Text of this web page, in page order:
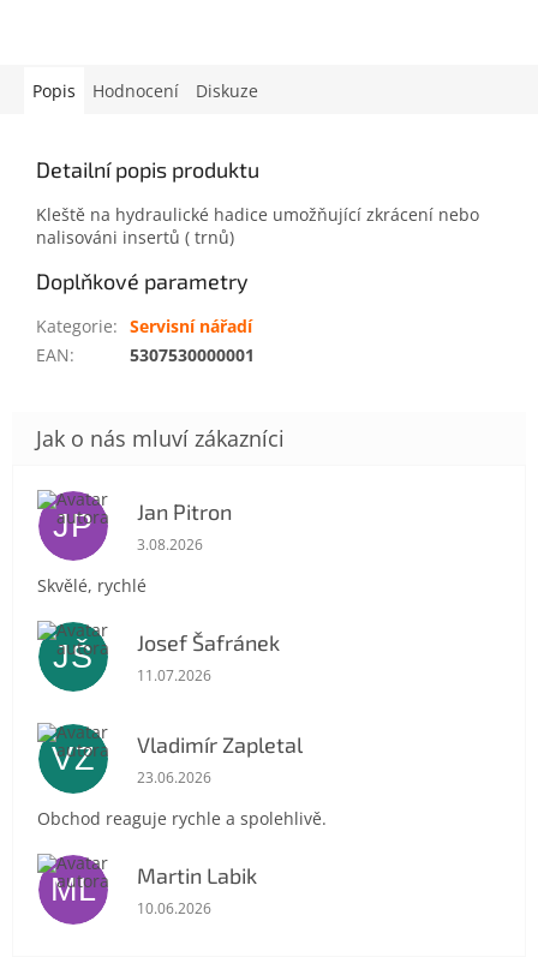
Popis Hodnocení Diskuze
Detailní popis produktu
Kleště na hydraulické hadice umožňující zkrácení nebo
nalisováni insertů ( trnů)
Doplňkové parametry
Kategorie: Servisní nářadí
EAN: 5307530000001
JP Jan Pitron
Hodnocení obchodu je 5 z 5 hvězdiček.
3.08.2026
Skvělé, rychlé
JŠ Josef Šafránek
Hodnocení obchodu je 5 z 5 hvězdiček.
11.07.2026
VZ Vladimír Zapletal
Hodnocení obchodu je 5 z 5 hvězdiček.
23.06.2026
Obchod reaguje rychle a spolehlivě.
ML Martin Labik
Hodnocení obchodu je 5 z 5 hvězdiček.
10.06.2026